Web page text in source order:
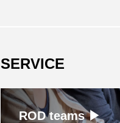
SERVICE
ROD teams ▶︎